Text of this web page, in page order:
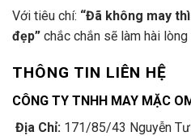
Với tiêu chí: “Đã không may
đẹp” chắc chắn sẽ làm hài
THÔNG TIN LIÊN HỆ
CÔNG TY TNHH MAY MẶC
Địa Chỉ: 171/85/43 Nguyễn Tư